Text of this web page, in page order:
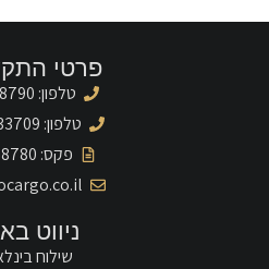
פרטי
טלפון: 08-8558790
טלפון: 072-2333709
פקס: 08-8558780
ניווט
שילוח